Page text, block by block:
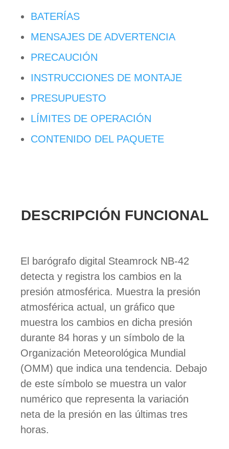
BATERÍAS
MENSAJES DE ADVERTENCIA
PRECAUCIÓN
INSTRUCCIONES DE MONTAJE
PRESUPUESTO
LÍMITES DE OPERACIÓN
CONTENIDO DEL PAQUETE
DESCRIPCIÓN FUNCIONAL
El barógrafo digital Steamrock NB-42
detecta y registra los cambios en la
presión atmosférica. Muestra la presión
atmosférica actual, un gráfico que
muestra los cambios en dicha presión
durante 84 horas y un símbolo de la
Organización Meteorológica Mundial
(OMM) que indica una tendencia. Debajo
de este símbolo se muestra un valor
numérico que representa la variación
neta de la presión en las últimas tres
horas.